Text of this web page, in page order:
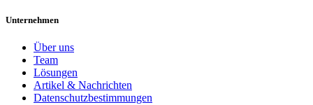
Unternehmen
Über uns
Team
Lösungen
Artikel & Nachrichten
Datenschutzbestimmungen